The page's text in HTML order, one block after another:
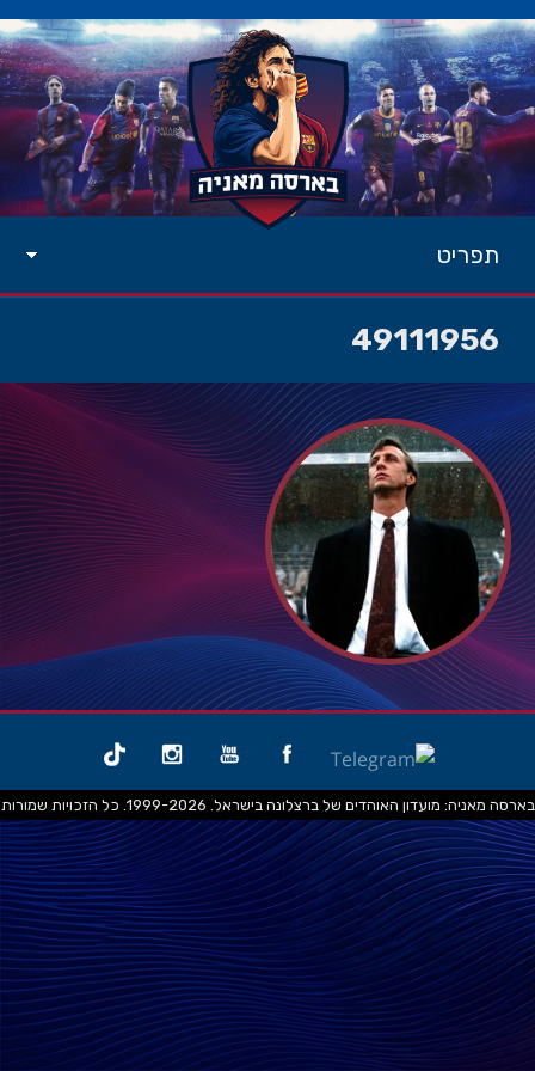
תפריט
49111956
בארסה מאניה: מועדון האוהדים של ברצלונה בישראל. 1999-2026. כל הזכויות שמורות